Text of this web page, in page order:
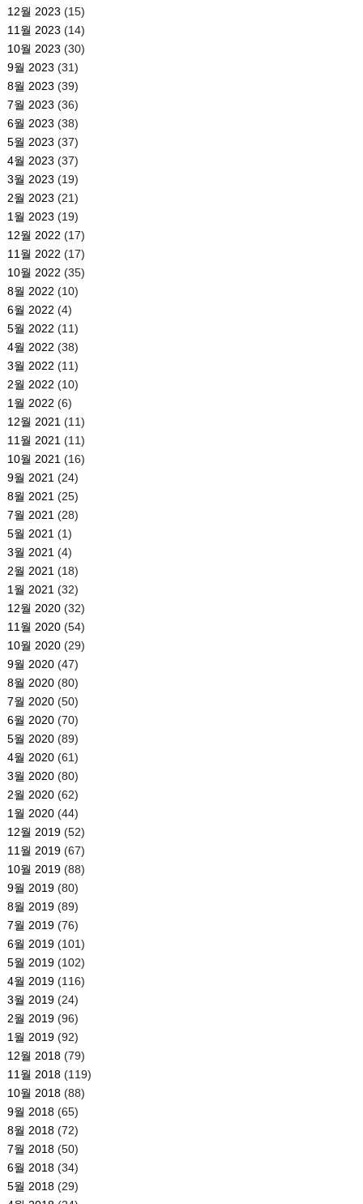
12월 2023 (15)
11월 2023 (14)
10월 2023 (30)
9월 2023 (31)
8월 2023 (39)
7월 2023 (36)
6월 2023 (38)
5월 2023 (37)
4월 2023 (37)
3월 2023 (19)
2월 2023 (21)
1월 2023 (19)
12월 2022 (17)
11월 2022 (17)
10월 2022 (35)
8월 2022 (10)
6월 2022 (4)
5월 2022 (11)
4월 2022 (38)
3월 2022 (11)
2월 2022 (10)
1월 2022 (6)
12월 2021 (11)
11월 2021 (11)
10월 2021 (16)
9월 2021 (24)
8월 2021 (25)
7월 2021 (28)
5월 2021 (1)
3월 2021 (4)
2월 2021 (18)
1월 2021 (32)
12월 2020(32)
11월 2020(54)
10월 2020(29)
9월 2020(47)
8월 2020(80)
7월 2020(50)
6월 2020(70)
5월 2020(89)
4월 2020(61)
3월 2020(80)
2월 2020(62)
1월 2020(44)
12월 2019(52)
11월 2019(67)
10월 2019(88)
9월 2019(80)
8월 2019(89)
7월 2019(76)
6월 2019(101)
5월 2019(102)
4월 2019(116)
3월 2019(24)
2월 2019(96)
1월 2019(92)
12월 2018(79)
11월 2018(119)
10월 2018(88)
9월 2018(65)
8월 2018(72)
7월 2018(50)
6월 2018(34)
5월 2018(29)